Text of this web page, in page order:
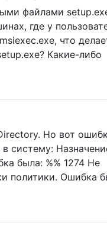
файлами
где у
что
Какие-либо
Но вот
систему:
была: %% 1274 Не
политики. Ошибка